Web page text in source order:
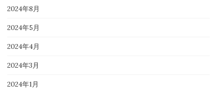
2024年8月
2024年5月
2024年4月
2024年3月
2024年1月